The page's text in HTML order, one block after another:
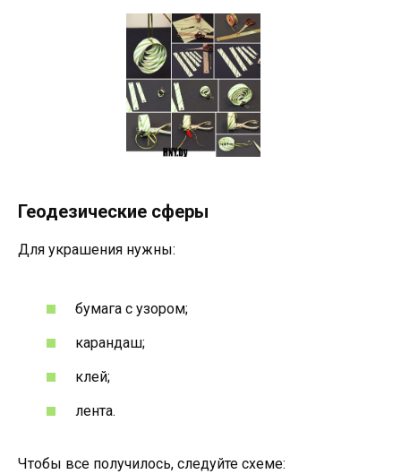
Геодезические сферы
Для украшения нужны:
бумага с узором;
карандаш;
клей;
лента.
Чтобы все получилось, следуйте схеме: